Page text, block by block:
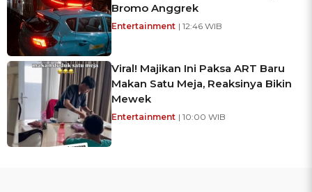
Bromo Anggrek
Entertainment | 12:46 WIB
Viral! Majikan Ini Paksa ART Baru
Makan Satu Meja, Reaksinya Bikin
Mewek
Entertainment | 10:00 WIB